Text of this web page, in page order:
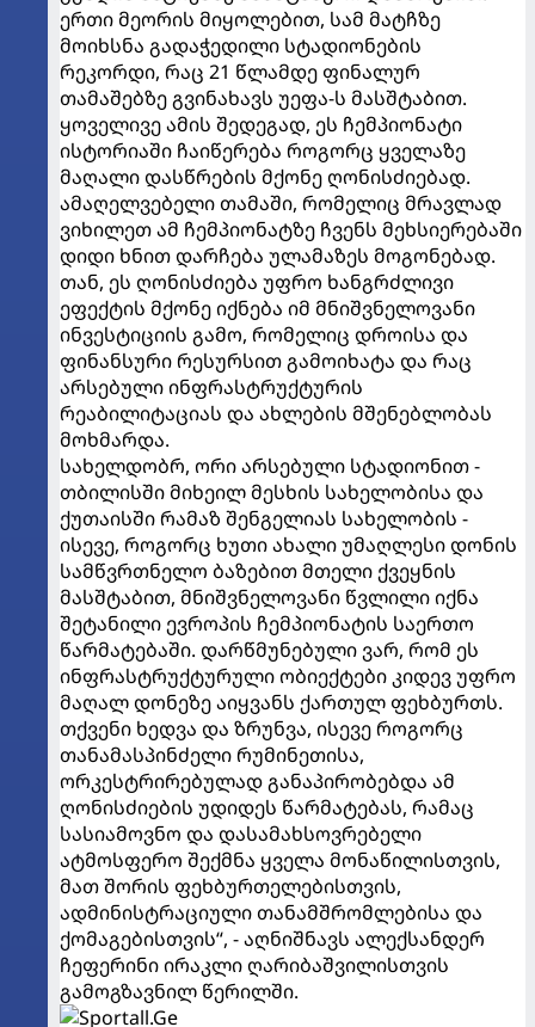
ერთი მეორის მიყოლებით, სამ მატჩზე
მოიხსნა გადაჭედილი სტადიონების
რეკორდი, რაც 21 წლამდე ფინალურ
თამაშებზე გვინახავს უეფა-ს მასშტაბით.
ყოველივე ამის შედეგად, ეს ჩემპიონატი
ისტორიაში ჩაიწერება როგორც ყველაზე
მაღალი დასწრების მქონე ღონისძიებად.
ამაღელვებელი თამაში, რომელიც მრავლად
ვიხილეთ ამ ჩემპიონატზე ჩვენს მეხსიერებაში
დიდი ხნით დარჩება ულამაზეს მოგონებად.
თან, ეს ღონისძიება უფრო ხანგრძლივი
ეფექტის მქონე იქნება იმ მნიშვნელოვანი
ინვესტიციის გამო, რომელიც დროისა და
ფინანსური რესურსით გამოიხატა და რაც
არსებული ინფრასტრუქტურის
რეაბილიტაციას და ახლების მშენებლობას
მოხმარდა.
სახელდობრ, ორი არსებული სტადიონით -
თბილისში მიხეილ მესხის სახელობისა და
ქუთაისში რამაზ შენგელიას სახელობის -
ისევე, როგორც ხუთი ახალი უმაღლესი დონის
სამწვრთნელო ბაზებით მთელი ქვეყნის
მასშტაბით, მნიშვნელოვანი წვლილი იქნა
შეტანილი ევროპის ჩემპიონატის საერთო
წარმატებაში. დარწმუნებული ვარ, რომ ეს
ინფრასტრუქტურული ობიექტები კიდევ უფრო
მაღალ დონეზე აიყვანს ქართულ ფეხბურთს.
თქვენი ხედვა და ზრუნვა, ისევე როგორც
თანამასპინძელი რუმინეთისა,
ორკესტრირებულად განაპირობებდა ამ
ღონისძიების უდიდეს წარმატებას, რამაც
სასიამოვნო და დასამახსოვრებელი
ატმოსფერო შექმნა ყველა მონაწილისთვის,
მათ შორის ფეხბურთელებისთვის,
ადმინისტრაციული თანამშრომლებისა და
ქომაგებისთვის“, - აღნიშნავს ალექსანდერ
ჩეფერინი ირაკლი ღარიბაშვილისთვის
გამოგზავნილ წერილში.